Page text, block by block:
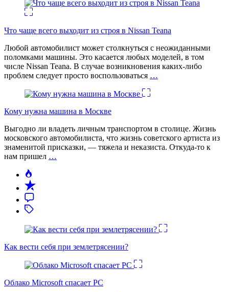
Что чаще всего выходит из строя в Nissan Teana
Любой автомобилист может столкнуться с неожиданными
поломками машины. Это касается любых моделей, в том
числе Nissan Teana. В случае возникновения каких-либо
проблем следует просто воспользоваться …
Кому нужна машина в Москве
Выгодно ли владеть личным транспортом в столице. Жизнь
московского автомобилиста, что жизнь советского артиста из
знаменитой присказки, — тяжела и неказиста. Откуда-то к
нам пришел …
Как вести себя при землетрясении?
Облако Microsoft спасает PC